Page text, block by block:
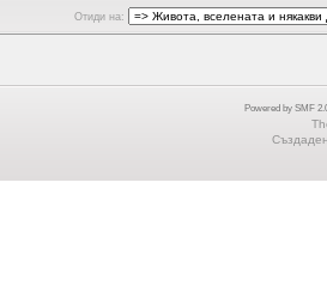
Отиди на:
Powered by SMF